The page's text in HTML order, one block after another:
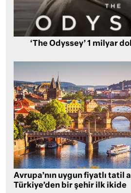
‘The Odyssey’ 1 milyar
Avrupa’nın uygun fiyatlı tatil
Türkiye’den bir şehir ilk ikide